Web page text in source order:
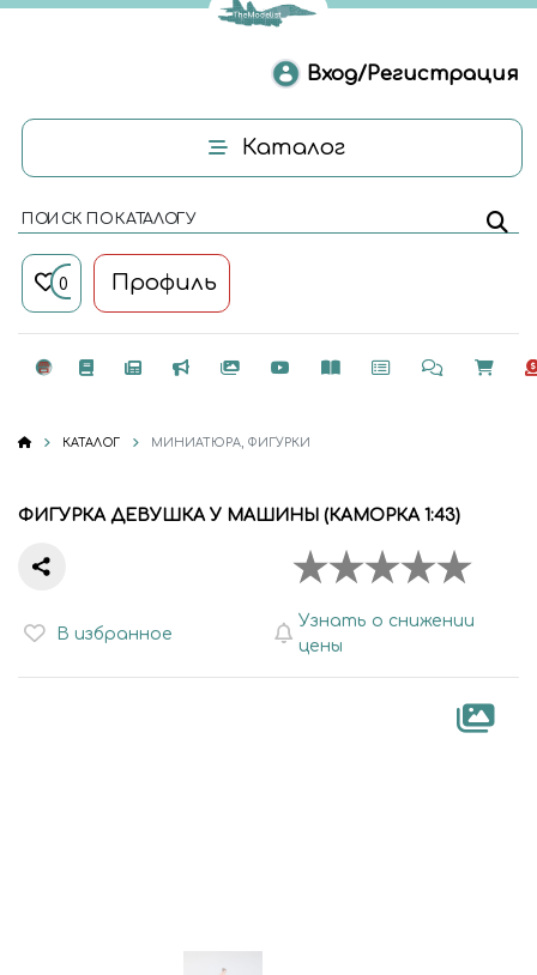
Вход/Регистрация
Каталог
ПОИСК ПО КАТАЛОГУ
0 Профиль
КАТАЛОГ МИНИАТЮРА, ФИГУРКИ
ФИГУРКА ДЕВУШКА У МАШИНЫ (КАМОРКА 1:43)
В избранное
Узнать о снижении
цены